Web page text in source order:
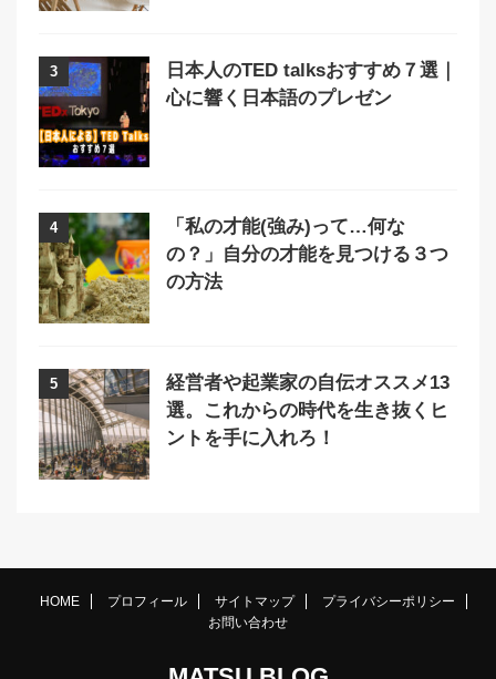
3
日本人のTED talksおすすめ７選｜
心に響く日本語のプレゼン
4
「私の才能(強み)って…何な
の？」自分の才能を見つける３つ
の方法
5
経営者や起業家の自伝オススメ13
選。これからの時代を生き抜くヒ
ントを手に入れろ！
HOME プロフィール サイトマップ
プライバシーポリシー
お問い合わせ